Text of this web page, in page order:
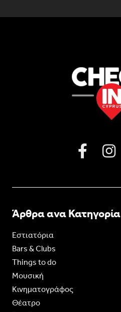
Άρθρα ανα Κατηγορία
Εστιατόρια
Bars & Clubs
Things to do
Moυσική
Κινηματογράφος
Θέατρο